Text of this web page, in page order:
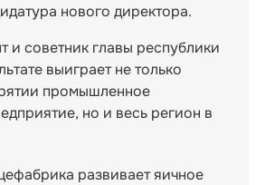
нового директора.
и советник главы республики
выиграет не только
промышленное
но и весь регион в
развивает яичное